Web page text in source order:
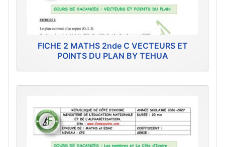
FICHE 2 MATHS 2nde C VECTEURS ET
POINTS DU PLAN BY TEHUA